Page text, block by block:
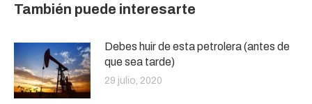
También puede interesarte
Debes huir de esta petrolera (antes de
que sea tarde)
29 julio, 2020